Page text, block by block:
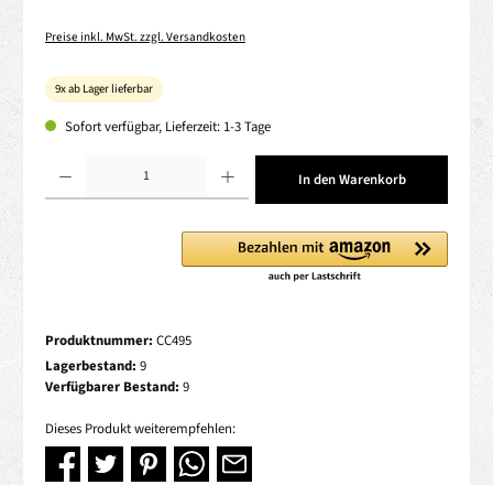
Preise inkl. MwSt. zzgl. Versandkosten
9x ab Lager lieferbar
Sofort verfügbar, Lieferzeit: 1-3 Tage
In den Warenkorb
Produktnummer: CC495
Lagerbestand: 9
Verfügbarer Bestand: 9
Dieses Produkt weiterempfehlen: